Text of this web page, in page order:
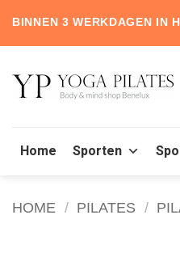
content
BINNEN 3 WERKDAGEN IN
Home Sporten
HOME / PILATES /